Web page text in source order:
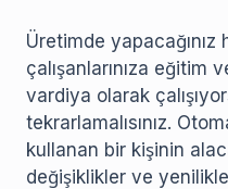
Üretimde yapacağınız
çalışanlarınıza eğitim
vardiya olarak
tekrarlamalısınız.
kullanan bir kişinin
değişiklikler ve